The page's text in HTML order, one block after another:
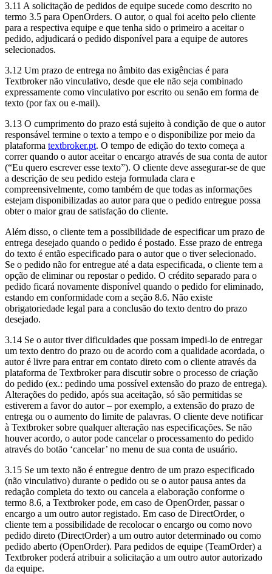
3.11 A solicitação de pedidos de equipe sucede como descrito no
termo 3.5 para OpenOrders. O autor, o qual foi aceito pelo cliente
para a respectiva equipe e que tenha sido o primeiro a aceitar o
pedido, adjudicará o pedido disponível para a equipe de autores
selecionados.
3.12 Um prazo de entrega no âmbito das exigências é para
Textbroker não vinculativo, desde que ele não seja combinado
expressamente como vinculativo por escrito ou senão em forma de
texto (por fax ou e-mail).
3.13 O cumprimento do prazo está sujeito à condição de que o autor
responsável termine o texto a tempo e o disponibilize por meio da
plataforma textbroker.pt. O tempo de edição do texto começa a
correr quando o autor aceitar o encargo através de sua conta de autor
(“Eu quero escrever esse texto”). O cliente deve assegurar-se de que
a descrição de seu pedido esteja formulada clara e
compreensivelmente, como também de que todas as informações
estejam disponibilizadas ao autor para que o pedido entregue possa
obter o maior grau de satisfação do cliente.
Além disso, o cliente tem a possibilidade de especificar um prazo de
entrega desejado quando o pedido é postado. Esse prazo de entrega
do texto é então especificado para o autor que o tiver selecionado.
Se o pedido não for entregue até a data especificada, o cliente tem a
opção de eliminar ou repostar o pedido. O crédito separado para o
pedido ficará novamente disponível quando o pedido for eliminado,
estando em conformidade com a seção 8.6. Não existe
obrigatoriedade legal para a conclusão do texto dentro do prazo
desejado.
3.14 Se o autor tiver dificuldades que possam impedi-lo de entregar
um texto dentro do prazo ou de acordo com a qualidade acordada, o
autor é livre para entrar em contato direto com o cliente através da
plataforma de Textbroker para discutir sobre o processo de criação
do pedido (ex.: pedindo uma possível extensão do prazo de entrega).
Alterações do pedido, após sua aceitação, só são permitidas se
estiverem a favor do autor – por exemplo, a extensão do prazo de
entrega ou o aumento do limite de palavras. O cliente deve notificar
à Textbroker sobre qualquer alteração nas especificações. Se não
houver acordo, o autor pode cancelar o processamento do pedido
através do botão ‘cancelar’ no menu de sua conta de usuário.
3.15 Se um texto não é entregue dentro de um prazo especificado
(não vinculativo) durante o pedido ou se o autor pausa antes da
redação completa do texto ou cancela a elaboração conforme o
termo 8.6, a Textbroker pode, em caso de OpenOrder, passar o
encargo a um outro autor registado. Em caso de DirectOrder, o
cliente tem a possibilidade de recolocar o encargo ou como novo
pedido direto (DirectOrder) a um outro autor determinado ou como
pedido aberto (OpenOrder). Para pedidos de equipe (TeamOrder) a
Textbroker poderá atribuir a solicitação a um outro autor autorizado
da equipe.